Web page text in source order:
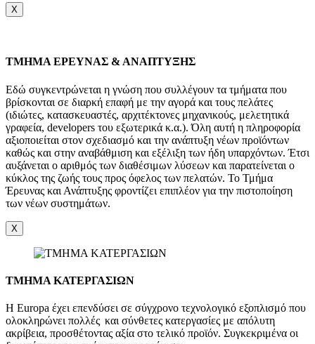
X
TMHMA ΕΡΕΥΝΑΣ & ΑΝΑΠΤΥΞΗΣ
Εδώ συγκεντρώνεται η γνώση που συλλέγουν τα τμήματα που
βρίσκονται σε διαρκή επαφή με την αγορά και τους πελάτες
(ιδιώτες, κατασκευαστές, αρχιτέκτονες μηχανικούς, μελετητικά
γραφεία, developers του εξωτερικά κ.α.). Όλη αυτή η πληροφορία
αξιοποιείται στον σχεδιασμό και την ανάπτυξη νέων προϊόντων
καθώς και στην αναβάθμιση και εξέλιξη των ήδη υπαρχόντων. Έτσι
αυξάνεται ο αριθμός των διαθέσιμων λύσεων και παρατείνεται ο
κύκλος της ζωής τους προς όφελος των πελατών. Το Τμήμα
Έρευνας και Ανάπτυξης φροντίζει επιπλέον για την πιστοποίηση
των νέων συστημάτων.
X
ΤΜΗΜΑ ΚΑΤΕΡΓΑΣΙΩΝ
Η Europa έχει επενδύσει σε σύγχρονο τεχνολογικό εξοπλισμό που
ολοκληρώνει πολλές και σύνθετες κατεργασίες με απόλυτη
ακρίβεια, προσθέτοντας αξία στο τελικό προϊόν. Συγκεκριμένα οι